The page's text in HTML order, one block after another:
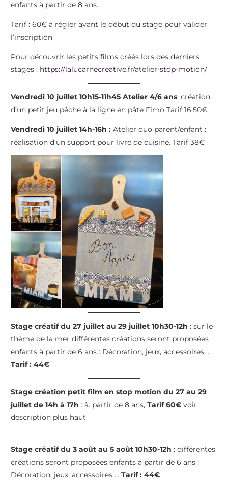
enfants à partir de 8 ans.
Tarif : 60€ à régler avant le début du stage pour valider
l’inscription
Pour découvrir les petits films créés lors des derniers
stages : https://lalucarnecreative.fr/atelier-stop-motion/
Vendredi 10 juillet 10h15-11h45 Atelier 4/6 ans: création
d’un petit jeu pêche à la ligne en pâte Fimo Tarif 16,50€
Vendredi 10 juillet 14h-16h : Atelier duo parent/enfant :
réalisation d’un support pour livre de cuisine. Tarif 38€
Stage créatif du 27 juillet au 29 juillet 10h30-12h : sur le
thème de la mer différentes créations seront proposées
enfants à partir de 6 ans : Décoration, jeux, accessoires …
Tarif : 44€
Stage création petit film en stop motion du 27 au 29
juillet de 14h à 17h : à. partir de 8 ans,Tarif 60€ voir
description plus haut
Stage créatif du 3 août au 5 août 10h30-12h : différentes
créations seront proposées enfants à partir de 6 ans :
Décoration, jeux, accessoires …Tarif : 44€